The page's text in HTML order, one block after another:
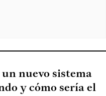
nuevo sistema
y cómo sería el